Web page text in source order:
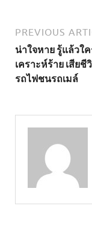
PREVIOUS
น่าใจหาย รู้แล้วใค
เคราะห์ร้าย เสียชี
รถไฟชนรถเมล์